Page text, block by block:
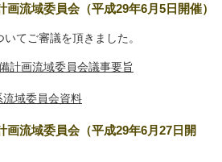
流域委員会（平成29年6月5日開催）
てご審議を頂きました。
計画流域委員会議事要旨
流域委員会資料
画流域委員会（平成29年6月27日開